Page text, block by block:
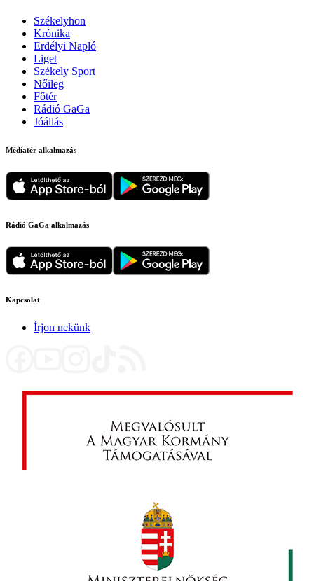
Székelyhon
Krónika
Erdélyi Napló
Liget
Székely Sport
Nőileg
Főtér
Rádió GaGa
Jóállás
Médiatér alkalmazás
Rádió GaGa alkalmazás
Kapcsolat
Írjon nekünk